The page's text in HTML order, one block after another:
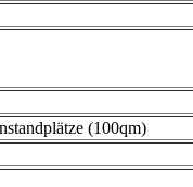
(100qm)